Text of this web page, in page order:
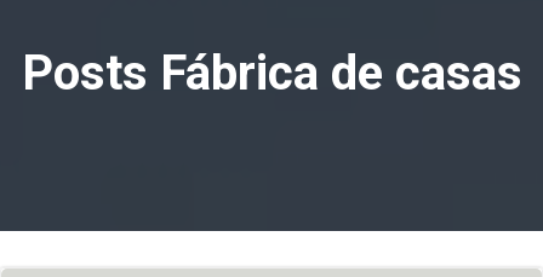
Posts Fábrica de casas